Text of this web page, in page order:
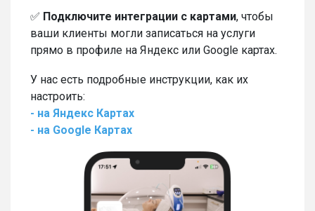
✅ Подключите интеграции с картами, чтобы
ваши клиенты могли записаться на услуги
прямо в профиле на Яндекс или Google картах.
У нас есть подробные инструкции, как их
настроить:
- на Яндекс Картах
- на Google Картах